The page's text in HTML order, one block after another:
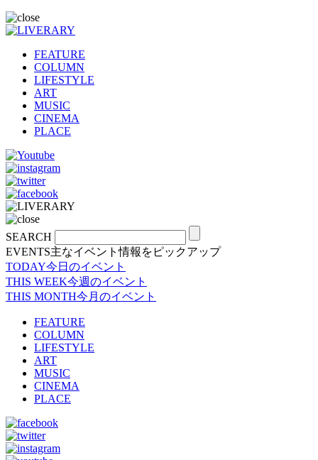
FEATURE
COLUMN
LIFESTYLE
ART
MUSIC
CINEMA
PLACE
SEARCH
EVENTS主なイベント情報をピックアップ
TODAY今日のイベント
THIS WEEK今週のイベント
THIS MONTH今月のイベント
FEATURE
COLUMN
LIFESTYLE
ART
MUSIC
CINEMA
PLACE